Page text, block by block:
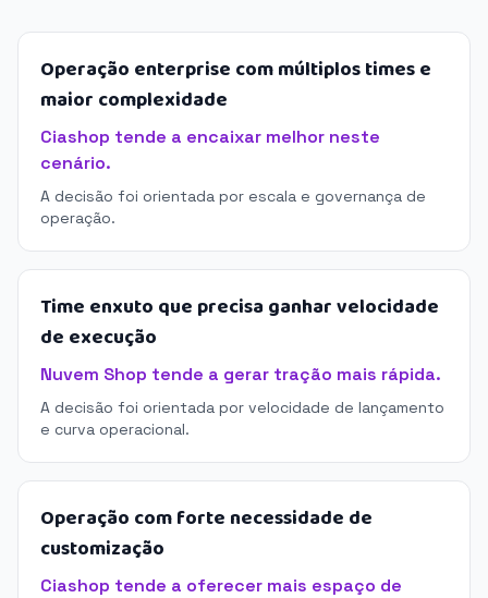
Operação enterprise com múltiplos times e
maior complexidade
Ciashop tende a encaixar melhor neste
cenário.
A decisão foi orientada por escala e governança de
operação.
Time enxuto que precisa ganhar velocidade
de execução
Nuvem Shop tende a gerar tração mais rápida.
A decisão foi orientada por velocidade de lançamento
e curva operacional.
Operação com forte necessidade de
customização
Ciashop tende a oferecer mais espaço de